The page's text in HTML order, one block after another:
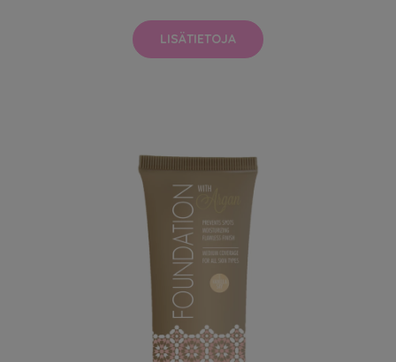
LISÄTIETOJA